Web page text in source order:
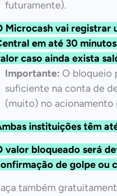
futuramente).
Microcash vai registrar
em até 30
caso ainda exista
Importante: O bloqueio
suficiente na conta de
(muito) no acionamento
instituições têm
valor bloqueado será
de golpe ou
também